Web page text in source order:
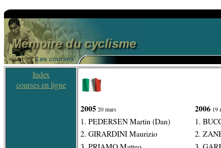
Index
courses en ligne
2005 20 mars
1. PEDERSEN Martin (Dan)
2. GIRARDINI Maurizio
2006 19
1.
2.